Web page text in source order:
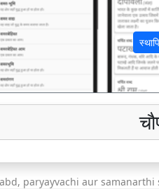
paryayvachi aur